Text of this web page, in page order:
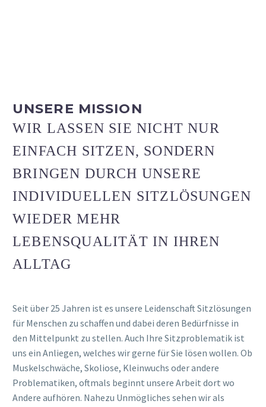
UNSERE MISSION
WIR LASSEN SIE NICHT NUR
EINFACH SITZEN, SONDERN
BRINGEN DURCH UNSERE
INDIVIDUELLEN SITZLÖSUNGEN
WIEDER MEHR
LEBENSQUALITÄT IN IHREN
ALLTAG
Seit über 25 Jahren ist es unsere Leidenschaft Sitzlösungen
für Menschen zu schaffen und dabei deren Bedürfnisse in
den Mittelpunkt zu stellen. Auch Ihre Sitzproblematik ist
uns ein Anliegen, welches wir gerne für Sie lösen wollen. Ob
Muskelschwäche, Skoliose, Kleinwuchs oder andere
Problematiken, oftmals beginnt unsere Arbeit dort wo
Andere aufhören. Nahezu Unmögliches sehen wir als